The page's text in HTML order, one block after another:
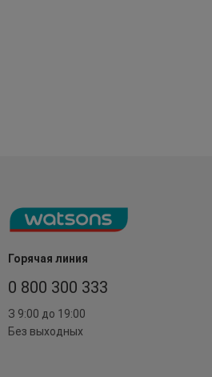
Горячая линия
0 800 300 333
З 9:00 до 19:00
Без выходных